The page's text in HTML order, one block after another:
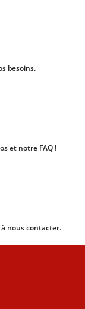
besoins.
et notre FAQ !
nous contacter.